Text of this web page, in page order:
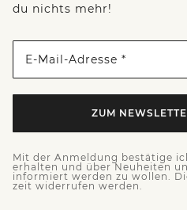
du nichts mehr!
E-Mail-Adresse *
ZUM
Mit der Anmeldung bestätige
erhalten und über Neuheiten
informiert werden zu wollen.
zeit widerrufen werden.